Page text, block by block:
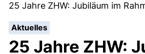
25 Jahre ZHW: Jubiläum im
Aktuelles:
25 Jahre ZHW: